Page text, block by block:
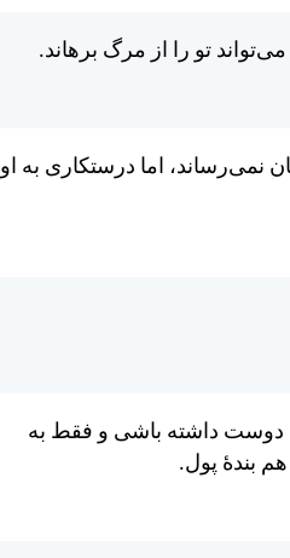
تو را از مرگ برهاند.
نمی‌رساند، اما درستكاری به او
دوست داشته باشی و فقط به
بندهٔ پول.